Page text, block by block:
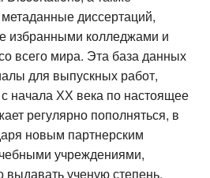
диссертаций,
избранными колледжами и
всего мира. Эта база данных
для выпускных работ,
начала ХХ века по настоящее
регулярно пополняться, в
новым партнерским
учреждениями,
ученую степень.